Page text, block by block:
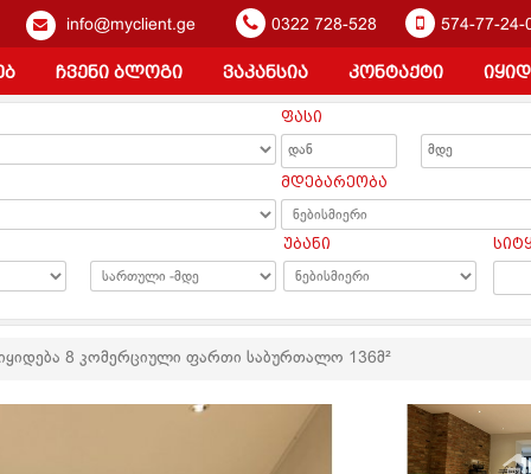
info@myclient.ge 0322 728-528 574-77-24-
ჩვენი ბლოგი ვაკანსია კონტაქტი
ფასი
მდებარეობა
უბანი
8 კომერციული ფართი საბურთალო 136მ²